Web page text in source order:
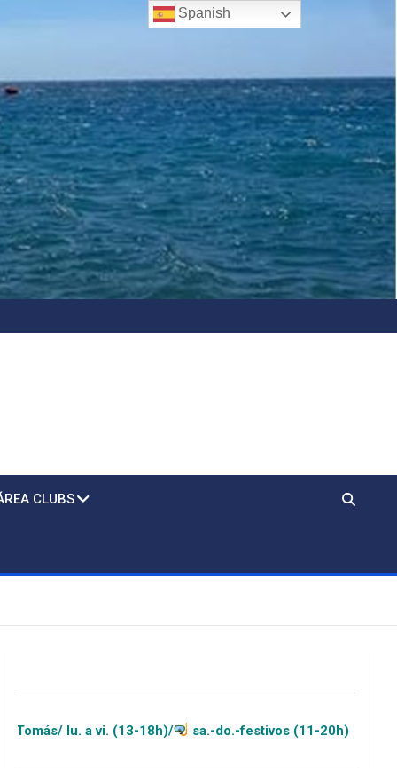
CLUBS
vi. (13-18h)/ sa.-do.-festivos (11-20h)
Spanish